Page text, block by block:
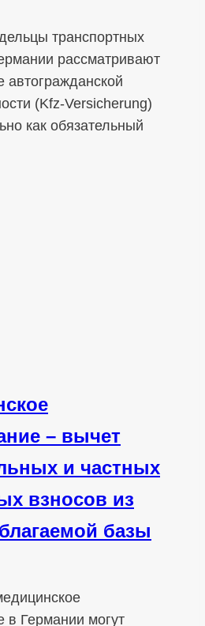
транспортных
рассматривают
автогражданской
(Kfz-Versicherung)
как обязательный
– вычет
и частных
взносов из
базы
в Германии могут